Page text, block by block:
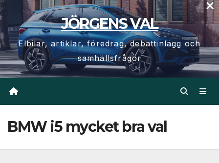
Hoppa
till
innehåll
JÖRGENS VAL
Elbilar, artiklar, föredrag, debattinlägg och
samhällsfrågor
BMW i5 mycket bra val
×